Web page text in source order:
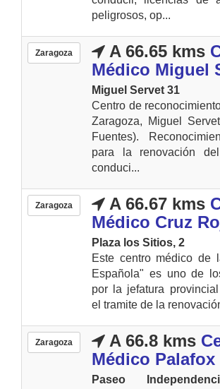
peligrosos, op...
Zaragoza A 66.65 kms
Médico Miguel
Miguel Servet 31
Centro de
Zaragoza, Miguel
Fuentes).
para la renovación
conduci...
Zaragoza A 66.67 kms
Médico Cruz
Plaza los Sitios, 2
Este centro médico de
Española" es uno de
por la jefatura
el tramite de la
Zaragoza A 66.8 kms
Médico Palafox
Paseo